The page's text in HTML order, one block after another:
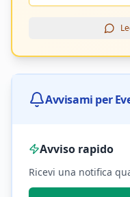
Avvisami per
Avviso rapido
Ricevi una notifica